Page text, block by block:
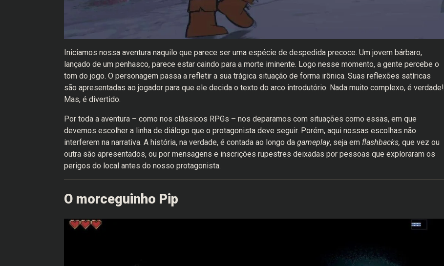
Iniciamos nossa aventura naquilo que parece ser uma espécie de despedida precoce. Um jovem bárbaro,
lançado de um penhasco, parece estar caindo para a morte iminente. Logo nesse momento, a gente percebe o
tom do jogo. O personagem passa a refletir a sua trágica situação de forma irônica. Suas reflexões satíricas
são apresentadas ao jogador para que ele decida o texto do arco introdutório. Nada muito complexo, é verdade!
Mas, é divertido.
Por toda a aventura – como nos clássicos RPGs – nos deparamos com situações como essas, em que
devemos escolher a linha de diálogo que o protagonista deve seguir. Porém, aqui nossas escolhas não
interferem na narrativa. A história, na verdade, é contada ao longo da gameplay, seja em flashbacks, que vez ou
outra são apresentados, ou por mensagens e inscrições rupestres deixadas por pessoas que exploraram os
perigos do local antes do nosso protagonista.
O morceguinho Pip